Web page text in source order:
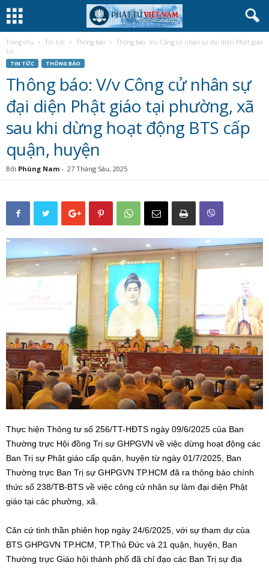
Trang chủ Tin tức Thông báo
Thông báo: V/v Công cử nhân sự đại diện Phật giáo
tại...
TIN TỨC THÔNG BÁO
Thông báo: V/v Công cử nhân sự
đại diện Phật giáo tại phường, xã
sau khi dừng hoạt động BTS cấp
quận, huyện
Bởi Phùng Nam - 27 Tháng Sáu, 2025
Thực hiện Thông tư số 256/TT-HĐTS ngày 09/6/2025 của Ban
Thường trực Hội đồng Trị sự GHPGVN về việc dừng hoạt động các
Ban Trị sự Phật giáo cấp quận, huyện từ ngày 01/7/2025, Ban
Thường trực Ban Trị sự GHPGVN TP.HCM đã ra thông báo chính
thức số 238/TB-BTS về việc công cử nhân sự làm đại diện Phật
giáo tại các phường, xã.
Căn cứ tinh thần phiên họp ngày 24/6/2025, với sự tham dự của
BTS GHPGVN TP.HCM, TP.Thủ Đức và 21 quận, huyện, Ban
Thường trực Giáo hội thành phố đã chỉ đạo các Ban Trị sự địa